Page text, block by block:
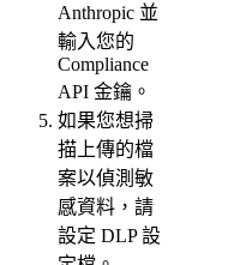
Anthropic 並
輸入您的
Compliance
API 金鑰。
如果您想掃
描上傳的檔
案以偵測敏
感資料，請
設定 DLP 設